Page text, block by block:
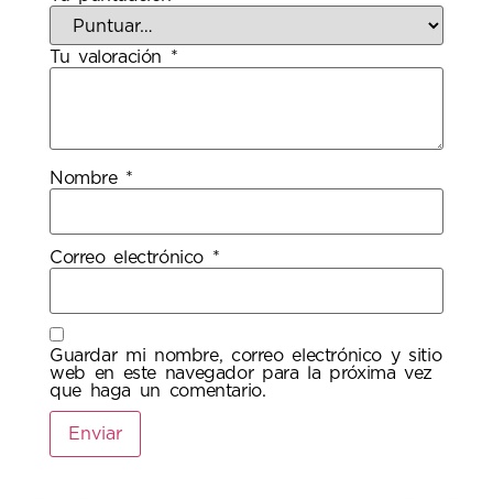
Tu valoración *
Nombre *
Correo electrónico *
Guardar mi nombre, correo electrónico y sitio
web en este navegador para la próxima vez
que haga un comentario.